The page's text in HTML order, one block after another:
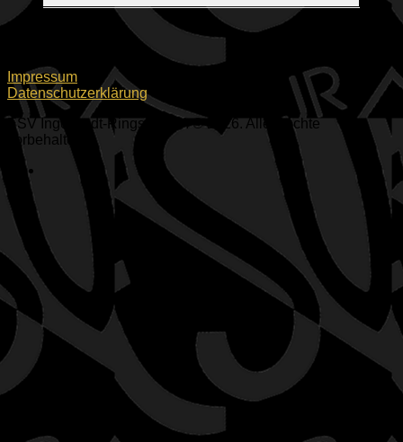
Impressum
Datenschutzerklärung
ESV Ingolstadt-Ringsee e.V. © 2026. Alle Rechte
vorbehalten.